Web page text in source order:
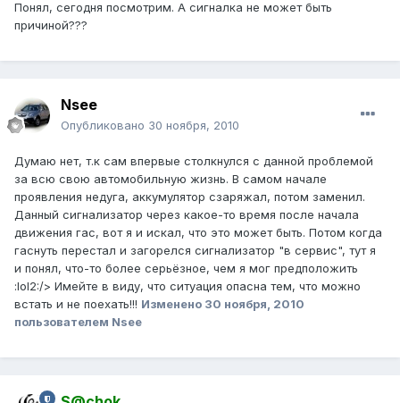
Понял, сегодня посмотрим. А сигналка не может быть
причиной???
Nsee
Опубликовано 30 ноября, 2010
Думаю нет, т.к сам впервые столкнулся с данной проблемой
за всю свою автомобильную жизнь. В самом начале
проявления недуга, аккумулятор сзаряжал, потом заменил.
Данный сигнализатор через какое-то время после начала
движения гас, вот я и искал, что это может быть. Потом когда
гаснуть перестал и загорелся сигнализатор "в сервис", тут я
и понял, что-то более серьёзное, чем я мог предположить
:lol2:/> Имейте в виду, что ситуация опасна тем, что можно
встать и не поехать!!! Изменено 30 ноября, 2010
пользователем Nsee